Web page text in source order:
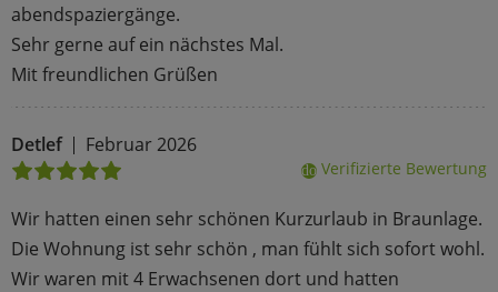
abendspaziergänge.
Sehr gerne auf ein nächstes Mal.
Mit freundlichen Grüßen
Detlef Februar 2026
doneVerifizierte Bewertung
Wir hatten einen sehr schönen Kurzurlaub in Braunlage.
Die Wohnung ist sehr schön , man fühlt sich sofort wohl.
Wir waren mit 4 Erwachsenen dort und hatten